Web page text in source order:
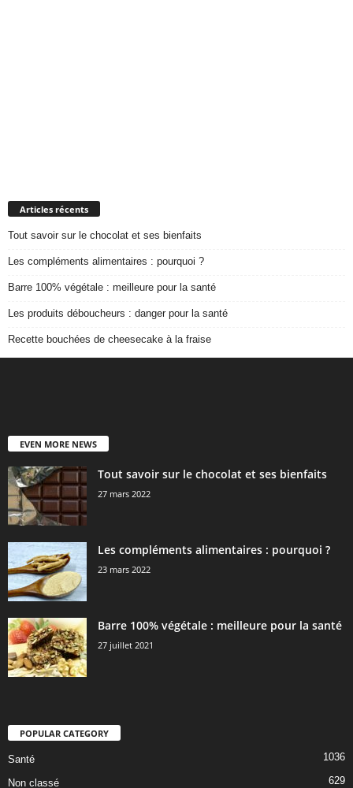
Articles récents
Tout savoir sur le chocolat et ses bienfaits
Les compléments alimentaires : pourquoi ?
Barre 100% végétale : meilleure pour la santé
Les produits déboucheurs : danger pour la santé
Recette bouchées de cheesecake à la fraise
EVEN MORE NEWS
Tout savoir sur le chocolat et ses bienfaits
27 mars 2022
Les compléments alimentaires : pourquoi ?
23 mars 2022
Barre 100% végétale : meilleure pour la santé
27 juillet 2021
POPULAR CATEGORY
Santé 1036
Non classé 629